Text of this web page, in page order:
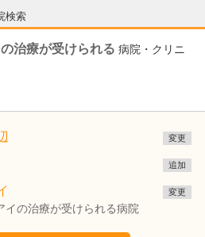
検索
治療が受けられる 病院・クリニ
変更
追加
イの治療が受けられる病院
変更